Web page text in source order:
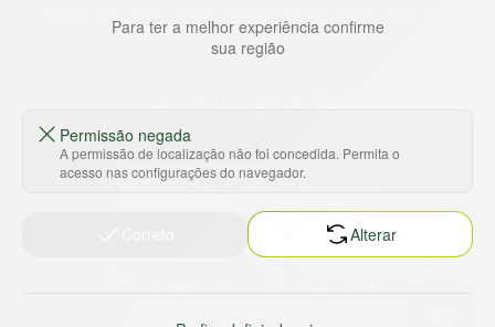
Para ter a melhor experiência confirme
sua região
Permissão negada
A permissão de localização não foi concedida. Permita o
acesso nas configurações do navegador.
Alterar